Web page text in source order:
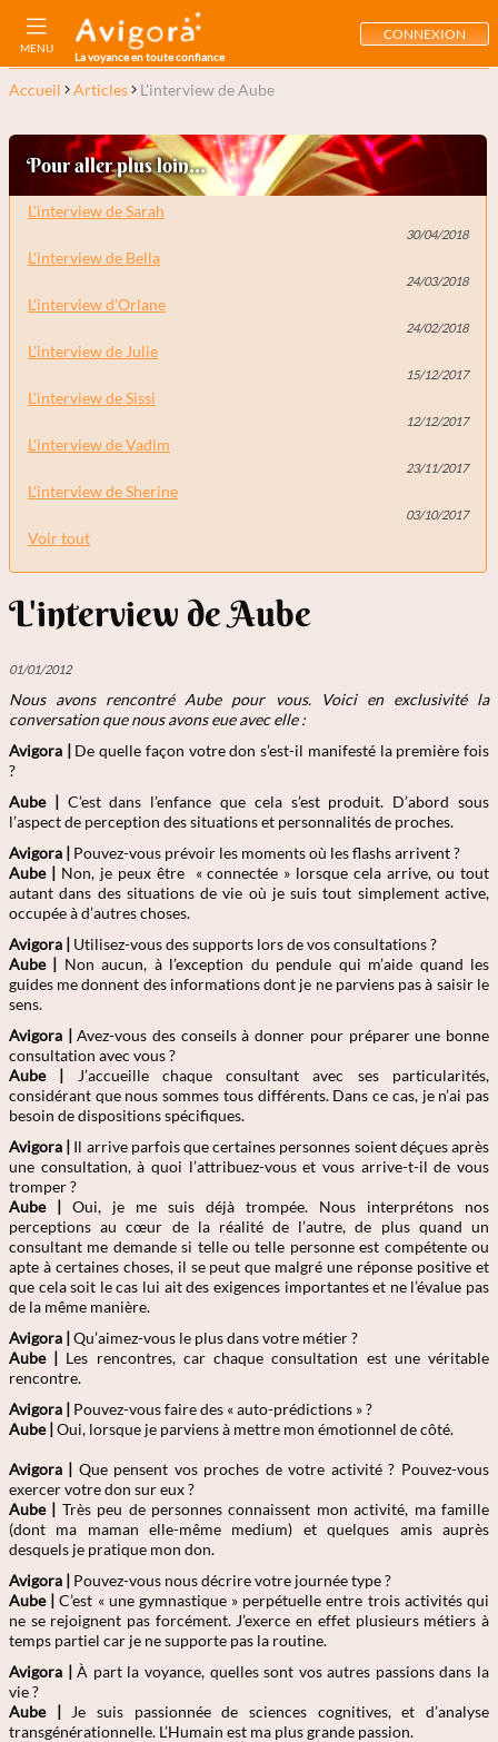
MENU
La voyance en toute confiance
CONNEXION
Accueil Articles L'interview de Aube
Pour aller plus loin...
L'interview de Sarah
30/04/2018
L'interview de Bella
24/03/2018
L'interview d'Orlane
24/02/2018
L'interview de Julie
15/12/2017
L'interview de Sissi
12/12/2017
L'interview de Vadim
23/11/2017
L'interview de Sherine
03/10/2017
Voir tout
L'interview de Aube
01/01/2012
Nous avons rencontré Aubepour vous. Voici en exclusivité la
conversation que nous avons eue avec elle :
Avigora | De quelle façon votre don s’est-il manifesté la première fois
?
Aube| C’est dans l’enfance que cela s’est produit. D’abord sous
l’aspect de perception des situations et personnalités de proches.
Avigora | Pouvez-vous prévoir les moments où les flashs arrivent ?
Aube | Non, je peux être « connectée » lorsque cela arrive, ou tout
autant dans des situations de vie où je suis tout simplement active,
occupée à d’autres choses.
Avigora | Utilisez-vous des supports lors de vos consultations ?
Aube| Non aucun, à l’exception du pendule qui m’aide quand les
guides me donnent des informations dont je ne parviens pas à saisir le
sens.
Avigora | Avez-vous des conseils à donner pour préparer une bonne
consultation avec vous ?
Aube| J’accueille chaque consultant avec ses particularités,
considérant que nous sommes tous différents. Dans ce cas, je n’ai pas
besoin de dispositions spécifiques.
Avigora | Il arrive parfois que certaines personnes soient déçues après
une consultation, à quoi l’attribuez-vous et vous arrive-t-il de vous
tromper ?
Aube| Oui, je me suis déjà trompée. Nous interprétons nos
perceptions au cœur de la réalité de l’autre, de plus quand un
consultant me demande si telle ou telle personne est compétente ou
apte à certaines choses, il se peut que malgré une réponse positive et
que cela soit le cas lui ait des exigences importantes et ne l’évalue pas
de la même manière.
Avigora | Qu’aimez-vous le plus dans votre métier ?
Aube| Les rencontres, car chaque consultation est une véritable
rencontre.
Avigora | Pouvez-vous faire des « auto-prédictions » ?
Aube| Oui, lorsque je parviens à mettre mon émotionnel de côté.
Avigora | Que pensent vos proches de votre activité ? Pouvez-vous
exercer votre don sur eux ?
Aube| Très peu de personnes connaissent mon activité, ma famille
(dont ma maman elle-même medium) et quelques amis auprès
desquels je pratique mon don.
Avigora | Pouvez-vous nous décrire votre journée type ?
Aube| C’est « une gymnastique » perpétuelle entre trois activités qui
ne se rejoignent pas forcément. J’exerce en effet plusieurs métiers à
temps partiel car je ne supporte pas la routine.
Avigora | À part la voyance, quelles sont vos autres passions dans la
vie ?
Aube| Je suis passionnée de sciences cognitives, et d’analyse
transgénérationnelle. L’Humain est ma plus grande passion.